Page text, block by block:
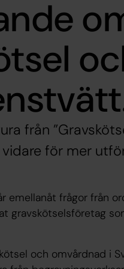
från
vidare för mer
emellanåt frågor från
gravskötselsföretag
och omvårdnad i